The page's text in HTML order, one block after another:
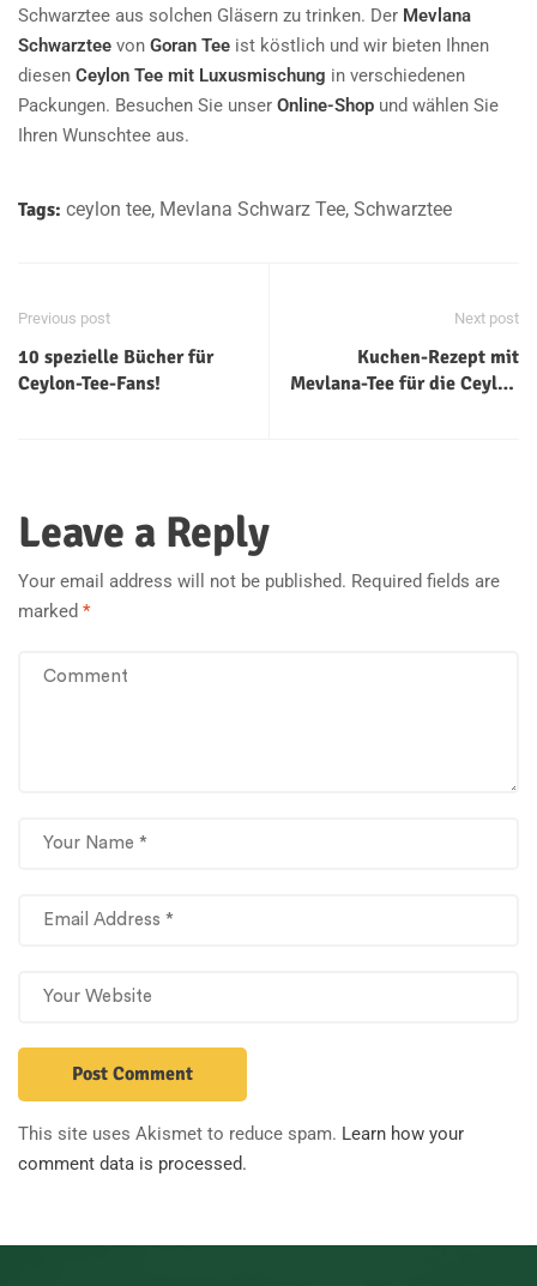
Schwarztee aus solchen Gläsern zu trinken. Der Mevlana
Schwarztee von Goran Tee ist köstlich und wir bieten Ihnen
diesen Ceylon Tee mit Luxusmischung in verschiedenen
Packungen. Besuchen Sie unser Online-Shop und wählen Sie
Ihren Wunschtee aus.
Tags: ceylon tee, Mevlana Schwarz Tee, Schwarztee
Previous post
10 spezielle Bücher für
Ceylon-Tee-Fans!
Next post
Kuchen-Rezept mit
Mevlana-Tee für die Ceylon
Leave a Reply
Your email address will not be published. Required fields are
marked *
This site uses Akismet to reduce spam. Learn how your
comment data is processed.